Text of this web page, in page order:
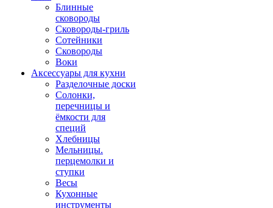
Блинные
сковороды
Сковороды-гриль
Сотейники
Сковороды
Воки
Аксессуары для кухни
Разделочные доски
Солонки,
перечницы и
ёмкости для
специй
Хлебницы
Мельницы.
перцемолки и
ступки
Весы
Кухонные
инструменты